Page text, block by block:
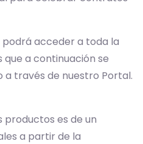
podrá acceder a toda la
a continuación se
través de nuestro Portal.
productos es de un
a partir de la